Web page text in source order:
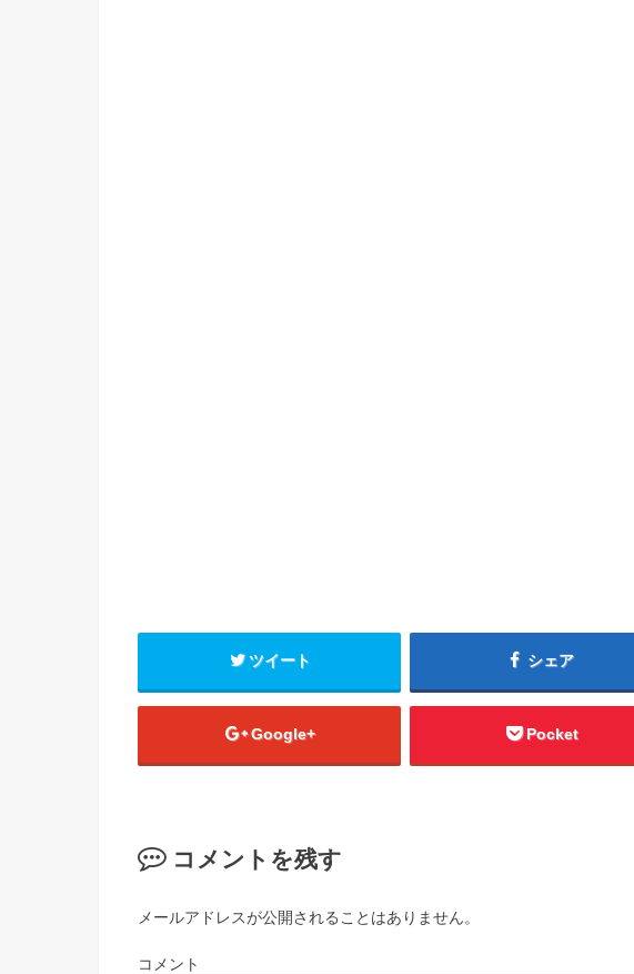
ツイート シェア
Google+ Pocket
コメントを残す
メールアドレスが公開されることはありません。
コメント